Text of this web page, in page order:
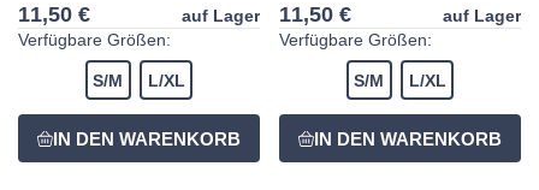
11,50 €
auf Lager
Verfügbare Größen:
S/M L/XL
11,50 €
auf Lager
Verfügbare Größen:
S/M L/XL